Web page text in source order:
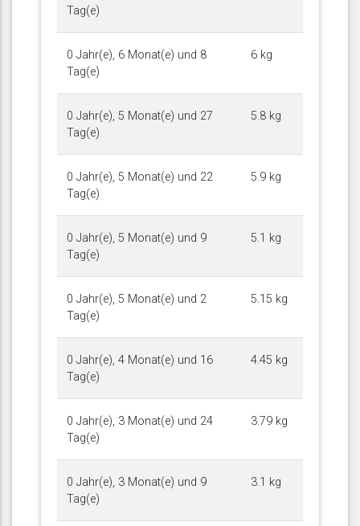
Tag(e)
0 Jahr(e), 6 Monat(e) und 8
Tag(e)
6 kg
0 Jahr(e), 5 Monat(e) und 27
Tag(e)
5.8 kg
0 Jahr(e), 5 Monat(e) und 22
Tag(e)
5.9 kg
0 Jahr(e), 5 Monat(e) und 9
Tag(e)
5.1 kg
0 Jahr(e), 5 Monat(e) und 2
Tag(e)
5.15 kg
0 Jahr(e), 4 Monat(e) und 16
Tag(e)
4.45 kg
0 Jahr(e), 3 Monat(e) und 24
Tag(e)
3.79 kg
0 Jahr(e), 3 Monat(e) und 9
Tag(e)
3.1 kg